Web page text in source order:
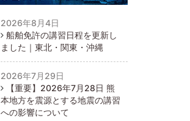
2026年8月4日
船舶免許の講習日程を更新し
ました｜東北・関東・沖縄
2026年7月29日
【重要】2026年7月28日 熊
本地方を震源とする地震の講習
への影響について